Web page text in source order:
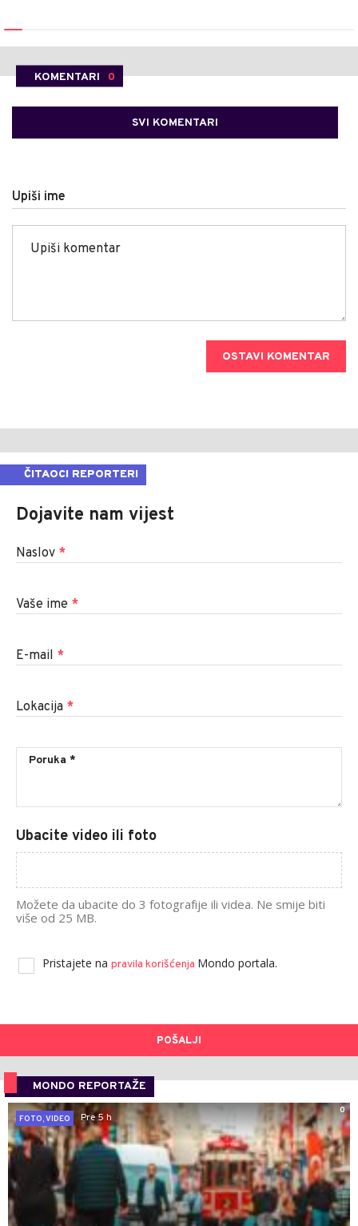
KOMENTARI 0
SVI KOMENTARI
Upiši ime
OSTAVI KOMENTAR
ČITAOCI REPORTERI
Dojavite nam vijest
Naslov *
Vaše ime *
E-mail *
Lokacija *
Ubacite video ili foto
Možete da ubacite do 3 fotografije ili videa. Ne smije biti
više od 25 MB.
Pristajete na pravila korišćenja Mondo portala.
POŠALJI
MONDO REPORTAŽE
0
FOTO, VIDEO
Pre 5 h